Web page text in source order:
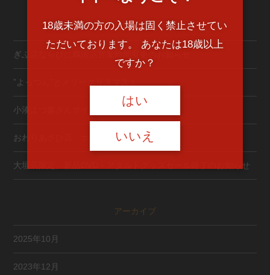
最近の投稿
ぎふ店ならびに鵜沼店営業時間変更のお知らせ
”よっつん”とメリークリスマス！
小湊よつ葉さんサイン会イベント開催決定！
おわりあさひ店、ホビーコーナー爆誕！
大垣店限定、新品DVD・アダルトグッズセール終了のお知らせ
アーカイブ
2025年10月
2023年12月
18歳未満の方の入場は固く禁止させてい
ただいております。 あなたは18歳以上
ですか？
はい
いいえ